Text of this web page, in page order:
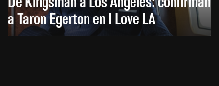
a Taron Egerton en I Love LA